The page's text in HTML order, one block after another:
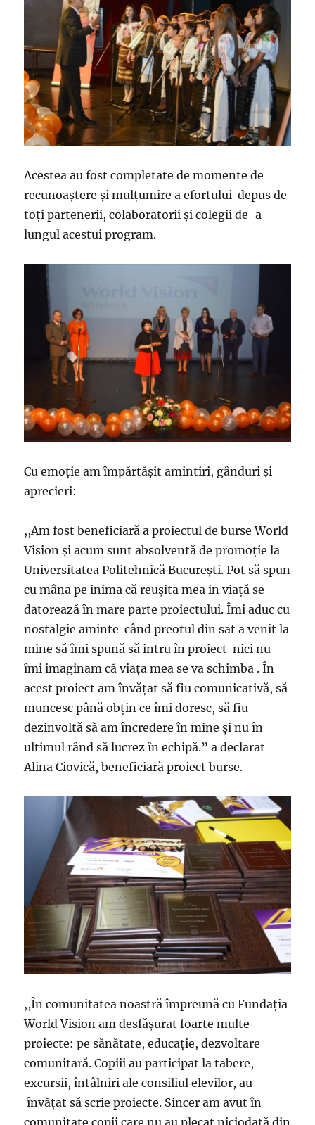
Acestea au fost completate de momente de
recunoaştere şi mulţumire a efortului depus de
toţi partenerii, colaboratorii şi colegii de-a
lungul acestui program.
Cu emoţie am împărtăşit amintiri, gânduri şi
aprecieri:
,,Am fost beneficiară a proiectul de burse World
Vision şi acum sunt absolventă de promoţie la
Universitatea Politehnică Bucureşti. Pot să spun
cu mâna pe inima că reuşita mea in viaţă se
datorează în mare parte proiectului. Îmi aduc cu
nostalgie aminte când preotul din sat a venit la
mine să îmi spună să intru în proiect nici nu
îmi imaginam că viaţa mea se va schimba . În
acest proiect am învăţat să fiu comunicativă, să
muncesc până obţin ce îmi doresc, să fiu
dezinvoltă să am încredere în mine şi nu în
ultimul rând să lucrez în echipă.” a declarat
Alina Ciovică, beneficiară proiect burse.
,,În comunitatea noastră împreună cu Fundaţia
World Vision am desfăşurat foarte multe
proiecte: pe sănătate, educaţie, dezvoltare
comunitară. Copiii au participat la tabere,
excursii, întâlniri ale consiliul elevilor, au
învăţat să scrie proiecte. Sincer am avut în
comunitate copii care nu au plecat niciodată din